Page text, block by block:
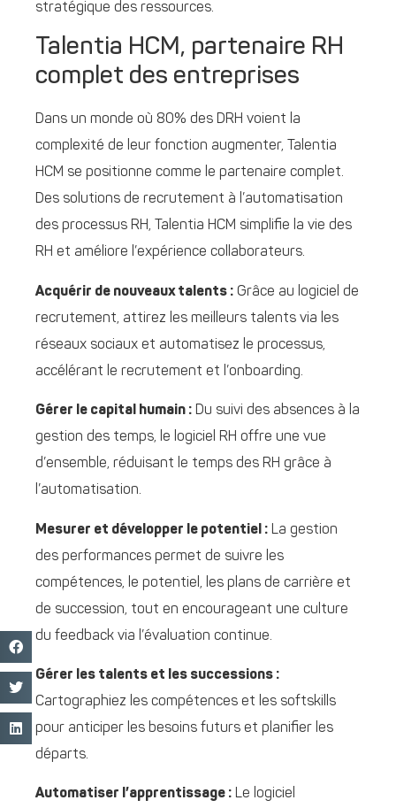
stratégique des ressources.
Talentia HCM, partenaire RH
complet des entreprises
Dans un monde où 80% des DRH voient la
complexité de leur fonction augmenter, Talentia
HCM se positionne comme le partenaire complet.
Des solutions de recrutement à l’automatisation
des processus RH, Talentia HCM simplifie la vie des
RH et améliore l’expérience collaborateurs.
Acquérir de nouveaux talents : Grâce au logiciel de
recrutement, attirez les meilleurs talents via les
réseaux sociaux et automatisez le processus,
accélérant le recrutement et l’onboarding.
Gérer le capital humain : Du suivi des absences à la
gestion des temps, le logiciel RH offre une vue
d’ensemble, réduisant le temps des RH grâce à
l’automatisation.
Mesurer et développer le potentiel : La gestion
des performances permet de suivre les
compétences, le potentiel, les plans de carrière et
de succession, tout en encourageant une culture
du feedback via l’évaluation continue.
Gérer les talents et les successions :
Cartographiez les compétences et les softskills
pour anticiper les besoins futurs et planifier les
départs.
Automatiser l’apprentissage : Le logiciel